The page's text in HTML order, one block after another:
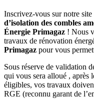
Inscrivez-vous sur notre
d’isolation des combles
Énergie Primagaz ! Nous
travaux de rénovation
Primagaz pour vous
Sous réserve de validation
qui vous sera alloué , après
éligibles, vos travaux
RGE (reconnu garant de